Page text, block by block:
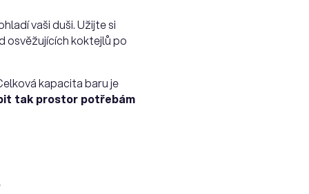
vaši duši. Užijte si
osvěžujících koktejlů po
kapacita baru je
tak prostor potřebám